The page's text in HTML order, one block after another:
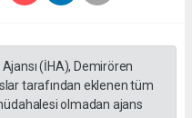
(İHA), Demirören
tarafından eklenen tüm
olmadan ajans